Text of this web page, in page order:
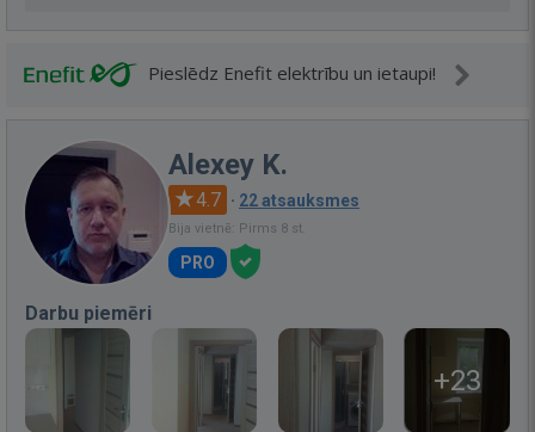
Pieslēdz Enefit elektrību un ietaupi!
Alexey K.
4.7 · 22 atsauksmes
Bija vietnē: Pirms 8 st.
PRO
Darbu piemēri
+23